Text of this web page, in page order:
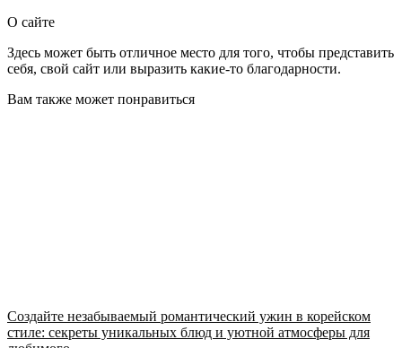
О сайте
Здесь может быть отличное место для того, чтобы представить
себя, свой сайт или выразить какие-то благодарности.
Вам также может понравиться
Создайте незабываемый романтический ужин в корейском
стиле: секреты уникальных блюд и уютной атмосферы для